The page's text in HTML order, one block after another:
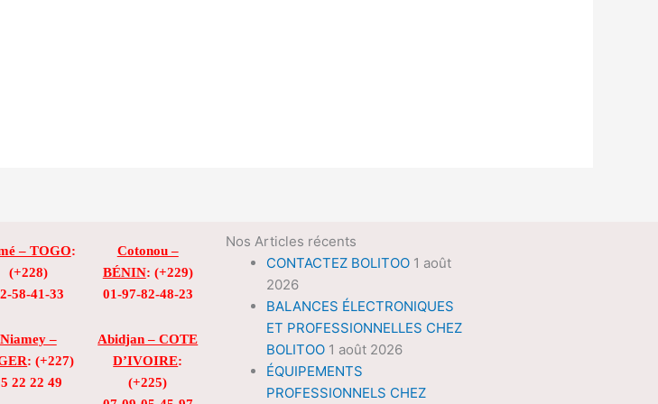
– TOGO:
(+228)
58-41-33
Niamey –
: (+227)
22 22 49
Cotonou –
BÉNIN: (+229)
01-97-82-48-23
Abidjan – COTE
D’IVOIRE:
(+225)
Nos Articles récents
CONTACTEZ BOLITOO 1 août
2026
BALANCES ÉLECTRONIQUES
ET PROFESSIONNELLES CHEZ
BOLITOO 1 août 2026
ÉQUIPEMENTS
PROFESSIONNELS CHEZ